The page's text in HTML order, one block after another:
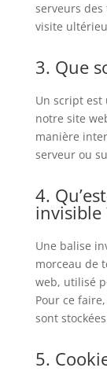
serveurs des
visite
3. Que
Un script
notre site
manière
serveur ou
4.
invisible
Une balise
morceau de
web, utilisé
Pour ce
sont
5.